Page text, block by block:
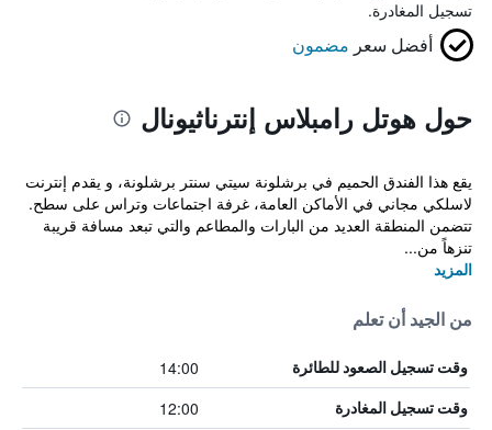
تسجيل المغادرة.
أفضل سعر مضمون
حول هوتل رامبلاس إنترناثيونال
يقع هذا الفندق الحميم في برشلونة سيتي سنتر برشلونة، و يقدم إنترنت
لاسلكي مجاني في الأماكن العامة، غرفة اجتماعات وتراس على سطح.
تتضمن المنطقة العديد من البارات والمطاعم والتي تبعد مسافة قريبة
تنزهاً من...
المزيد
من الجيد أن تعلم
وقت تسجيل الصعود للطائرة 14:00
وقت تسجيل المغادرة 12:00